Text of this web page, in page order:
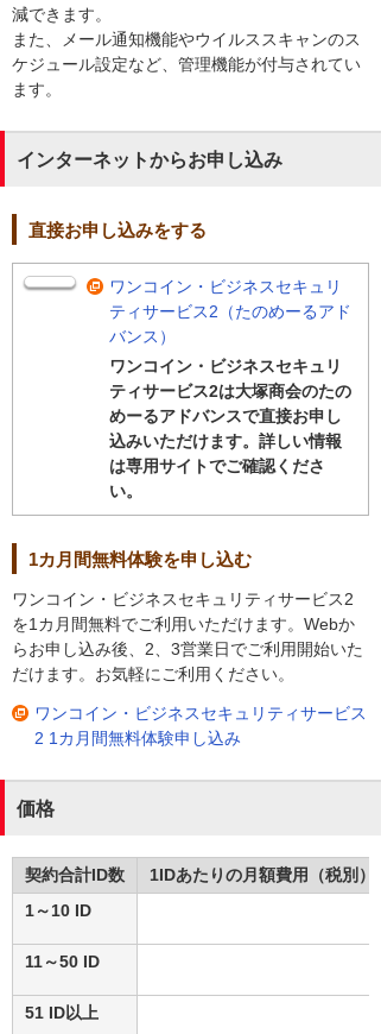
減できます。
また、メール通知機能やウイルススキャンのス
ケジュール設定など、管理機能が付与されてい
ます。
インターネットからお申し込み
直接お申し込みをする
ワンコイン・ビジネスセキュリ
ティサービス2（たのめーるアド
バンス）
ワンコイン・ビジネスセキュリ
ティサービス2は大塚商会のたの
めーるアドバンスで直接お申し
込みいただけます。詳しい情報
は専用サイトでご確認くださ
い。
1カ月間無料体験を申し込む
ワンコイン・ビジネスセキュリティサービス2
を1カ月間無料でご利用いただけます。Webか
らお申し込み後、2、3営業日でご利用開始いた
だけます。お気軽にご利用ください。
ワンコイン・ビジネスセキュリティサービス
2 1カ月間無料体験申し込み
価格
契約合計ID数
1IDあたりの月額費用（税別）
1～10 ID
11～50 ID
51 ID以上